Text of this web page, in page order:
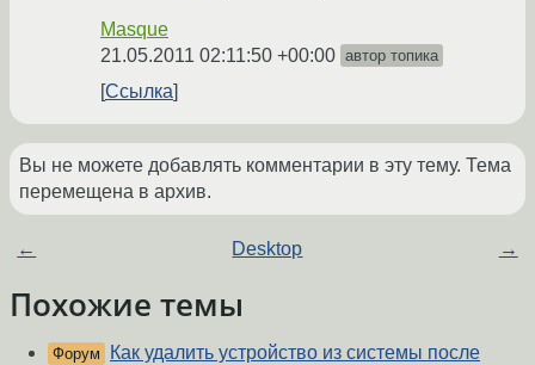
Masque
21.05.2011 02:11:50 +00:00 автор топика
Ссылка
Вы не можете добавлять комментарии в эту тему. Тема
перемещена в архив.
← Desktop →
Похожие темы
Форум
Как удалить устройство из системы после